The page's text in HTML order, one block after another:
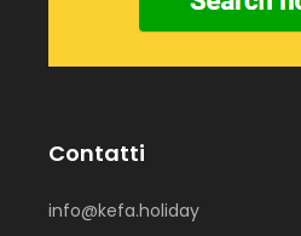
Contatti
info@kefa.holiday